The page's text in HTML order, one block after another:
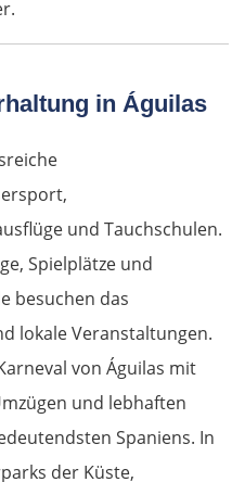
in Águilas
und Tauchschulen.
Spielplätze und
besuchen das
lokale Veranstaltungen.
von Águilas mit
und lebhaften
Spaniens. In
der Küste,